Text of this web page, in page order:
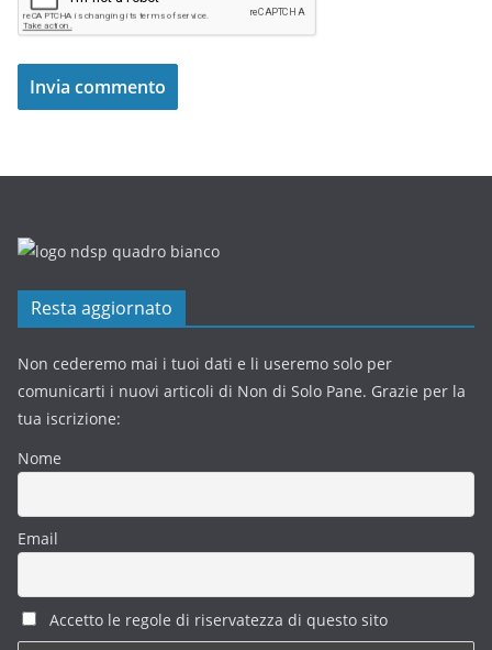
Resta aggiornato
Non cederemo mai i tuoi dati e li useremo solo per
comunicarti i nuovi articoli di Non di Solo Pane. Grazie per la
tua iscrizione:
Nome
Email
Accetto le regole di riservatezza di questo sito